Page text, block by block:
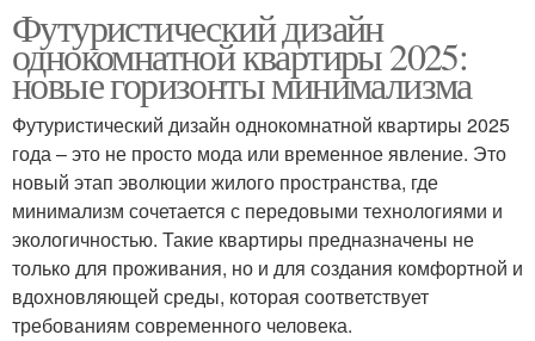
Футуристический дизайн
однокомнатной квартиры 2025:
новые горизонты минимализма
Футуристический дизайн однокомнатной квартиры 2025
года – это не просто мода или временное явление. Это
новый этап эволюции жилого пространства, где
минимализм сочетается с передовыми технологиями и
экологичностью. Такие квартиры предназначены не
только для проживания, но и для создания комфортной и
вдохновляющей среды, которая соответствует
требованиям современного человека.